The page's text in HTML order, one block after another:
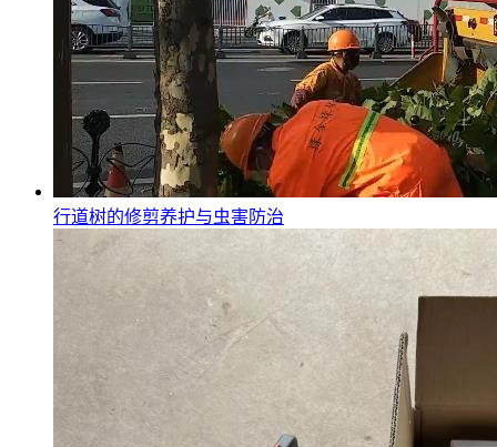
行道树的修剪养护与虫害防治